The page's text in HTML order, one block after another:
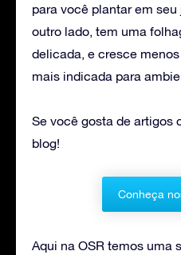
para você plantar em
outro lado, tem uma
delicada, e cresce
mais indicada para
Se você gosta de artigos
blog!
Conheça
Aqui na OSR temos uma